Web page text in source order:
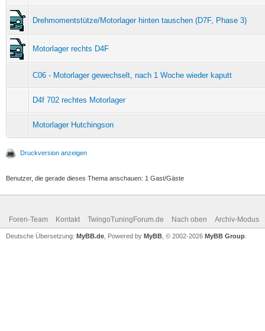
Drehmomentstütze/Motorlager hinten tauschen (D7F, Phase 3)
Motorlager rechts D4F
C06 - Motorlager gewechselt, nach 1 Woche wieder kaputt
D4f 702 rechtes Motorlager
Motorlager Hutchingson
Druckversion anzeigen
Benutzer, die gerade dieses Thema anschauen: 1 Gast/Gäste
Foren-Team Kontakt TwingoTuningForum.de Nach oben Archiv-Modus
Deutsche Übersetzung: MyBB.de , Powered by MyBB , © 2002-2026 MyBB Group